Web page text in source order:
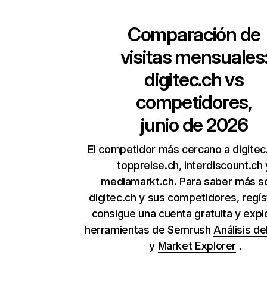
Comparación de
visitas
digitec.chvs
competidores,
junio de 2026
El competidor más cercano a
toppreise.ch, interdiscount.ch
mediamarkt.ch. Para saber más
digitec.ch y sus competidores,
consigue una cuenta gratuita y
herramientas de Semrush Análisis
y Market Explorer .